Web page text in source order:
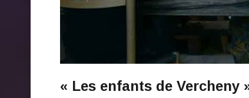
« Les enfants de Vercheny